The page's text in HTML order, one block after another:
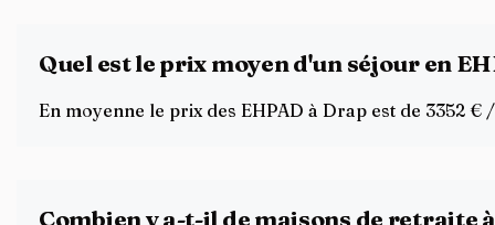
Quel est le prix moyen d'un séjour en
En moyenne le prix des EHPAD à Drap est de 3352
Combien y a-t-il de maisons de retraite